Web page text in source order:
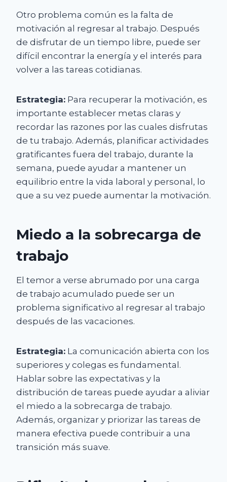
Otro problema común es la falta de
motivación al regresar al trabajo. Después
de disfrutar de un tiempo libre, puede ser
difícil encontrar la energía y el interés para
volver a las tareas cotidianas.
Estrategia: Para recuperar la motivación, es
importante establecer metas claras y
recordar las razones por las cuales disfrutas
de tu trabajo. Además, planificar actividades
gratificantes fuera del trabajo, durante la
semana, puede ayudar a mantener un
equilibrio entre la vida laboral y personal, lo
que a su vez puede aumentar la motivación.
Miedo a la sobrecarga de
trabajo
El temor a verse abrumado por una carga
de trabajo acumulado puede ser un
problema significativo al regresar al trabajo
después de las vacaciones.
Estrategia: La comunicación abierta con los
superiores y colegas es fundamental.
Hablar sobre las expectativas y la
distribución de tareas puede ayudar a aliviar
el miedo a la sobrecarga de trabajo.
Además, organizar y priorizar las tareas de
manera efectiva puede contribuir a una
transición más suave.